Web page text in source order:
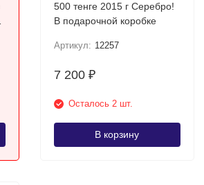
500 тенге 2015 г Серебро!
В подарочной коробке
Артикул: 12257
7 200 ₽
Осталось 2 шт.
В корзину